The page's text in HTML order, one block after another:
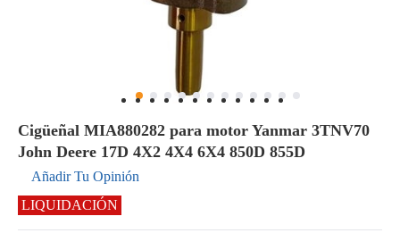
Cigüeñal MIA880282 para motor Yanmar 3TNV70
John Deere 17D 4X2 4X4 6X4 850D 855D
Añadir Tu Opinión
LIQUIDACIÓN